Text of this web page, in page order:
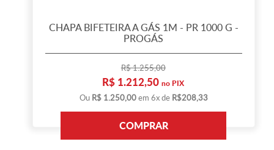
CHAPA BIFETEIRA A GÁS 1M - PR 1000 G -
PROGÁS
R$ 1.255,00
R$ 1.212,50no PIX
Ou R$ 1.250,00em 6x de R$208,33
COMPRAR